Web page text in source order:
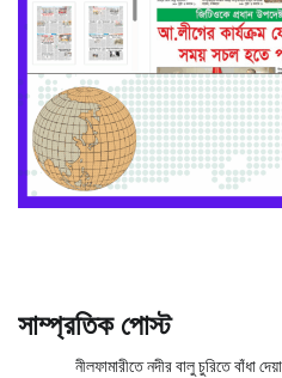
সাম্প্রতিক পোস্ট
নীলফামারীতে নদীর বালু চুরিতে বাঁধা